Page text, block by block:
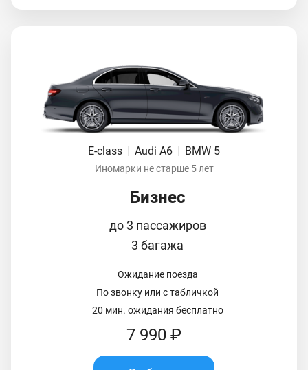
E-class | Audi A6 | BMW 5
Иномарки не старше 5 лет
Бизнес
до 3 пассажиров
3 багажа
Ожидание поезда
По звонку или с табличкой
20 мин. ожидания бесплатно
7 990 ₽